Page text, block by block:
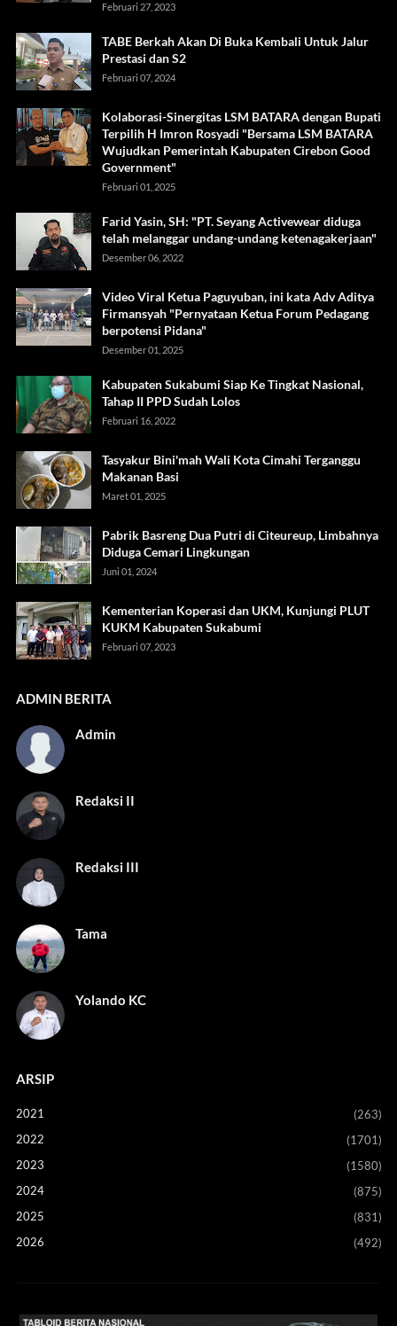
Februari 27, 2023
TABE Berkah Akan Di Buka Kembali Untuk Jalur
Prestasi dan S2
Februari 07, 2024
Kolaborasi-Sinergitas LSM BATARA dengan Bupati
Terpilih H Imron Rosyadi "Bersama LSM BATARA
Wujudkan Pemerintah Kabupaten Cirebon Good
Government"
Februari 01, 2025
Farid Yasin, SH: "PT. Seyang Activewear diduga
telah melanggar undang-undang ketenagakerjaan"
Desember 06, 2022
Video Viral Ketua Paguyuban, ini kata Adv Aditya
Firmansyah "Pernyataan Ketua Forum Pedagang
berpotensi Pidana"
Desember 01, 2025
Kabupaten Sukabumi Siap Ke Tingkat Nasional,
Tahap II PPD Sudah Lolos
Februari 16, 2022
Tasyakur Bini'mah Wali Kota Cimahi Terganggu
Makanan Basi
Maret 01, 2025
Pabrik Basreng Dua Putri di Citeureup, Limbahnya
Diduga Cemari Lingkungan
Juni 01, 2024
Kementerian Koperasi dan UKM, Kunjungi PLUT
KUKM Kabupaten Sukabumi
Februari 07, 2023
ADMIN BERITA
Admin
Redaksi II
Redaksi III
Tama
Yolando KC
ARSIP
2021
(263)
2022
(1701)
2023
(1580)
2024
(875)
2025
(831)
2026
(492)